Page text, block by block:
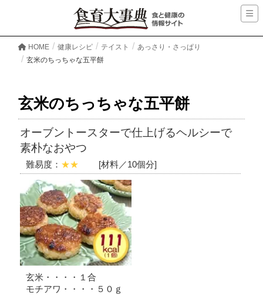
HOME 健康レシピ テイスト
あっさり・さっぱり
玄米のちっちゃな五平餅
玄米のちっちゃな五平餅
オーブントースターで仕上げるヘルシーで
素朴なおやつ
難易度： ★★ [材料／10個分]
玄米・・・・１合
モチアワ・・・・５０ｇ